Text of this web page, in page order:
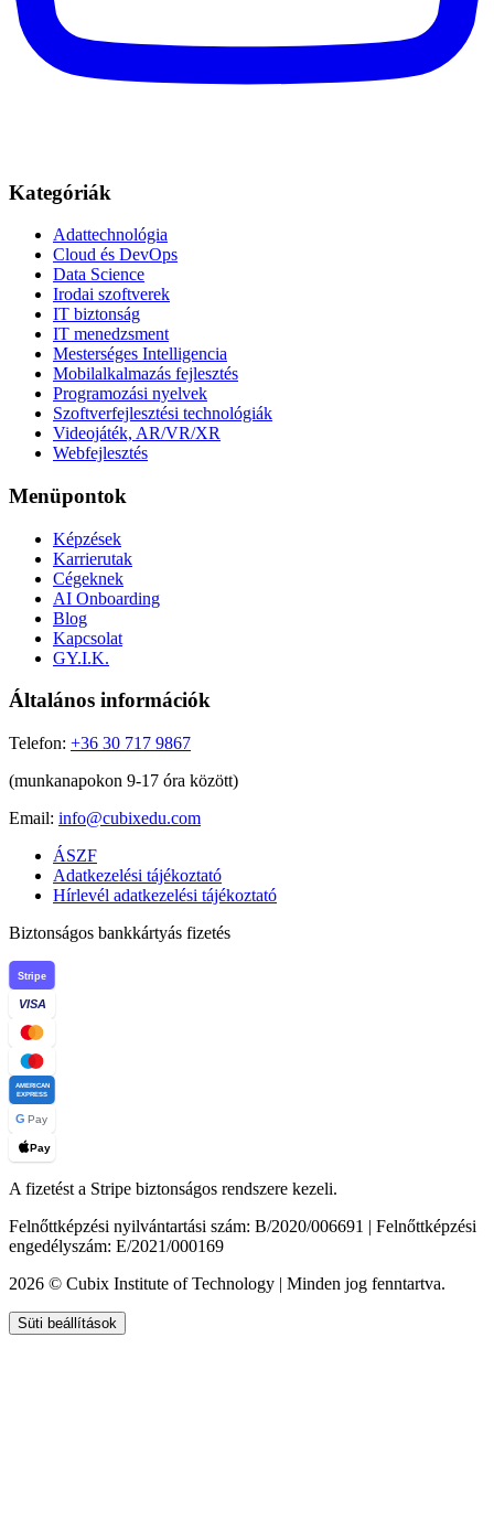
Kategóriák
Adattechnológia
Cloud és DevOps
Data Science
Irodai szoftverek
IT biztonság
IT menedzsment
Mesterséges Intelligencia
Mobilalkalmazás fejlesztés
Programozási nyelvek
Szoftverfejlesztési technológiák
Videojáték, AR/VR/XR
Webfejlesztés
Menüpontok
Képzések
Karrierutak
Cégeknek
AI Onboarding
Blog
Kapcsolat
GY.I.K.
Általános információk
Telefon: +36 30 717 9867
(munkanapokon 9-17 óra között)
Email: info@cubixedu.com
ÁSZF
Adatkezelési tájékoztató
Hírlevél adatkezelési tájékoztató
Biztonságos bankkártyás fizetés
Stripe
VISA
AMERICAN
EXPRESS
G Pay
Pay
A fizetést a Stripe biztonságos rendszere kezeli.
Felnőttképzési nyilvántartási szám: B/2020/006691 | Felnőttképzési
engedélyszám: E/2021/000169
2026 © Cubix Institute of Technology | Minden jog fenntartva.
Süti beállítások